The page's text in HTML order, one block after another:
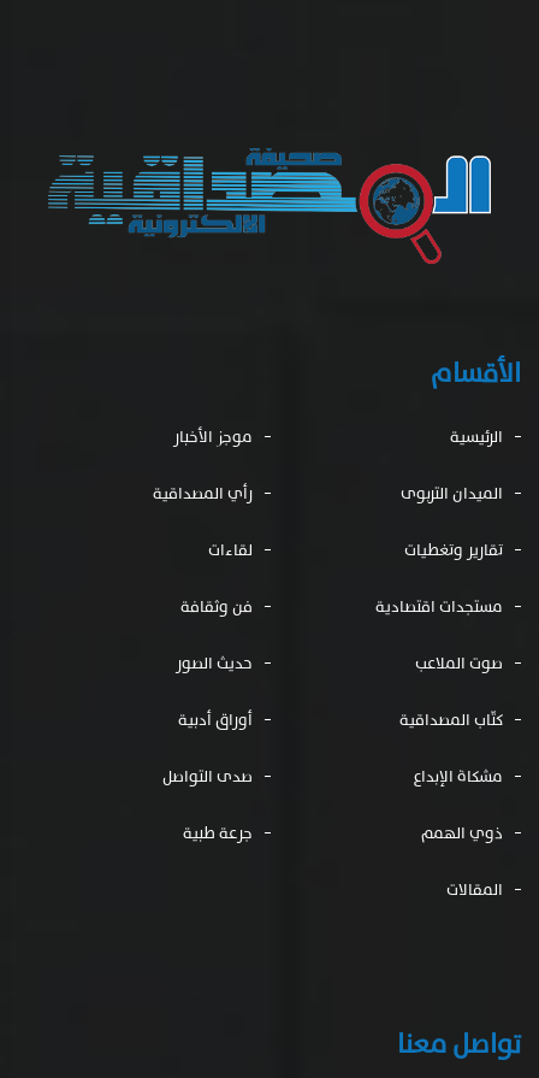
الأقسام
الرئيسية موجز الأخبار
الميدان التربوى رأي المصداقية
تقارير وتغطيات لقاءات
مستجدات اقتصادية فن وثقافة
صوت الملاعب حديث الصور
كتّاب المصداقية أوراق أدبية
مشكاة الإبداع صدى التواصل
ذوي الهمم جرعة طبية
المقالات
تواصل معنا